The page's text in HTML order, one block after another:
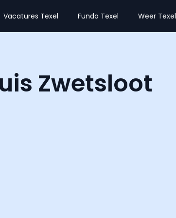
Vacatures Texel Funda Texel Weer Texel
Zwetsloot